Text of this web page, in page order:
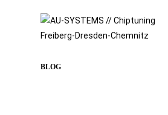
BLOG